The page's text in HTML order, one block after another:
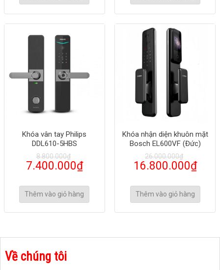
Khóa vân tay Philips
DDL610-5HBS
8.800.000₫
7.400.000₫
Thêm vào giỏ hàng
Khóa nhận diện khuôn mặt
Bosch EL600VF (Đức)
26.000.000₫
16.800.000₫
Thêm vào giỏ hàng
Về chúng tôi